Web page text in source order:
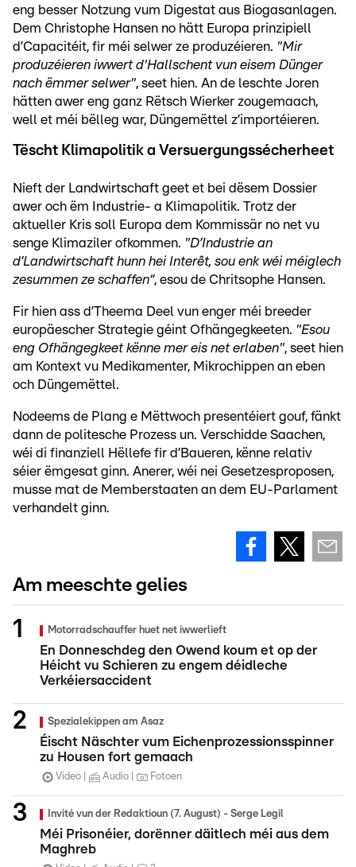
eng besser Notzung vum Digestat aus Biogasanlagen.
Dem Christophe Hansen no hätt Europa prinzipiell
d’Capacitéit, fir méi selwer ze produzéieren. "Mir
produzéieren iwwert d'Hallschent vun eisem Dünger
nach ëmmer selwer", seet hien. An de leschte Joren
hätten awer eng ganz Rëtsch Wierker zougemaach,
well et méi bëlleg war, Düngemëttel z’importéieren.
Tëscht Klimapolitik a Versuergungssécherheet
Nieft der Landwirtschaft geet et bei dësem Dossier
awer och ëm Industrie- a Klimapolitik. Trotz der
aktueller Kris soll Europa dem Kommissär no net vu
senge Klimaziler ofkommen. "D’Industrie an
d’Landwirtschaft hunn hei Interêt, sou enk wéi méiglech
zesummen ze schaffen“, esou de Chritsophe Hansen.
Fir hien ass d’Theema Deel vun enger méi breeder
europäescher Strategie géint Ofhängegkeeten. "Esou
eng Ofhängegkeet kënne mer eis net erlaben", seet hien
am Kontext vu Medikamenter, Mikrochippen an eben
och Düngemëttel.
Nodeems de Plang e Mëttwoch presentéiert gouf, fänkt
dann de politesche Prozess un. Verschidde Saachen,
wéi di finanziell Hëllefe fir d’Baueren, kënne relativ
séier ëmgesat ginn. Anerer, wéi nei Gesetzesproposen,
musse mat de Memberstaaten an dem EU-Parlament
verhandelt ginn.
Am meeschte gelies
Motorradschauffer huet net iwwerlieft
En Donneschdeg den Owend koum et op der
Héicht vu Schieren zu engem déidleche
Verkéiersaccident
Spezialekippen am Asaz
Éischt Näschter vum Eichenprozessionsspinner
zu Housen fort gemaach
Video Audio Fotoen
Invité vun der Redaktioun (7. August) - Serge Legil
Méi Prisonéier, dorënner däitlech méi aus dem
Maghreb